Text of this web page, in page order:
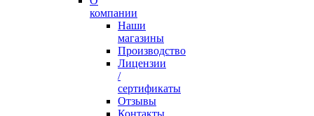
компании
Наши
магазины
Производство
Лицензии
/
сертификаты
Отзывы
Контакты